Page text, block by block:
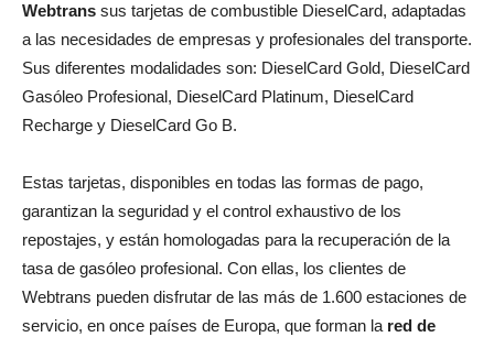
Webtrans sus tarjetas de combustible DieselCard, adaptadas
a las necesidades de empresas y profesionales del transporte.
Sus diferentes modalidades son: DieselCard Gold, DieselCard
Gasóleo Profesional, DieselCard Platinum, DieselCard
Recharge y DieselCard Go B.
Estas tarjetas, disponibles en todas las formas de pago,
garantizan la seguridad y el control exhaustivo de los
repostajes, y están homologadas para la recuperación de la
tasa de gasóleo profesional. Con ellas, los clientes de
Webtrans pueden disfrutar de las más de 1.600 estaciones de
servicio, en once países de Europa, que forman la red de